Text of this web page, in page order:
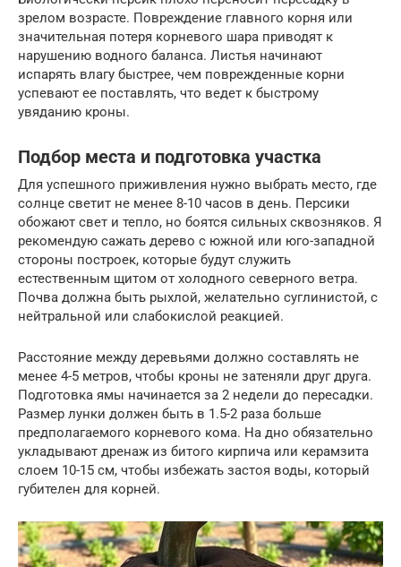
зрелом возрасте. Повреждение главного корня или
значительная потеря корневого шара приводят к
нарушению водного баланса. Листья начинают
испарять влагу быстрее, чем поврежденные корни
успевают ее поставлять, что ведет к быстрому
увяданию кроны.
Подбор места и подготовка участка
Для успешного приживления нужно выбрать место, где
солнце светит не менее 8-10 часов в день. Персики
обожают свет и тепло, но боятся сильных сквозняков. Я
рекомендую сажать дерево с южной или юго-западной
стороны построек, которые будут служить
естественным щитом от холодного северного ветра.
Почва должна быть рыхлой, желательно суглинистой, с
нейтральной или слабокислой реакцией.
Расстояние между деревьями должно составлять не
менее 4-5 метров, чтобы кроны не затеняли друг друга.
Подготовка ямы начинается за 2 недели до пересадки.
Размер лунки должен быть в 1.5-2 раза больше
предполагаемого корневого кома. На дно обязательно
укладывают дренаж из битого кирпича или керамзита
слоем 10-15 см, чтобы избежать застоя воды, который
губителен для корней.